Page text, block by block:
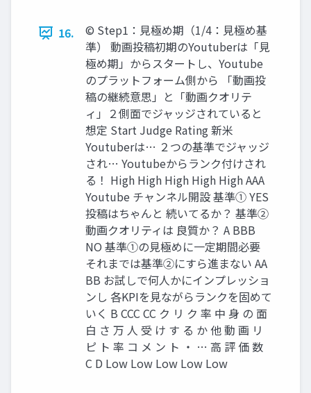
16.
©︎ Step1：見極め期（1/4：見極め基
準） 動画投稿初期のYoutuberは「見
極め期」からスタートし、Youtube
のプラットフォーム側から 「動画投
稿の継続意思」と「動画クオリテ
ィ」２側面でジャッジされていると
想定 Start Judge Rating 新米
Youtuberは… ２つの基準でジャッジ
され… Youtubeからランク付けされ
る！ High High High High High AAA
Youtube チャンネル開設 基準① YES
投稿はちゃんと 続いてるか？ 基準②
動画クオリティは 良質か？ A BBB
NO 基準①の見極めに一定期間必要
それまでは基準②にすら進まない AA
BB お試しで何人かにインプレッショ
ンし 各KPIを見ながらランクを固めて
いく B CCC CC ク リ ク 率 中 身 の 面
白 さ 万 人 受 け す る か 他 動 画 リ
ピ ト 率 コ メ ン ト ・ … 高 評 価 数
C D Low Low Low Low Low